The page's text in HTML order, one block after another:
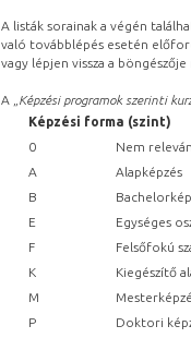
A listák sorainak a végén
való továbblépés esetén
vagy lépjen vissza a
A „ Képzési programok szerinti
Képzési forma (szint)
0
Nem
A
Alapképzés
B
E
Egységes
F
Felsőfokú
K
Kiegészítő
M
P
Doktori